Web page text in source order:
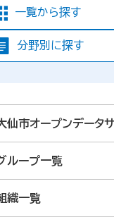
一覧から探す
分野別に探す
仙市オープンデータ
ループ一覧
織一覧
見つか